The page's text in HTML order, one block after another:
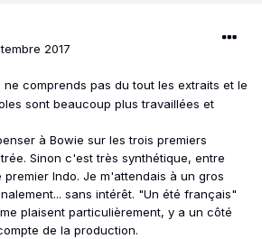
2017
ne comprends pas du tout les extraits et le
sont beaucoup plus travaillées et
à Bowie sur les trois premiers
Sinon c'est très synthétique, entre
premier Indo. Je m'attendais à un gros
sans intérêt. "Un été français"
plaisent particulièrement, y a un côté
de la production.